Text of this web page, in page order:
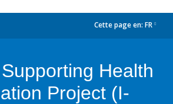
Cette page en: FR
Health
Project (I-